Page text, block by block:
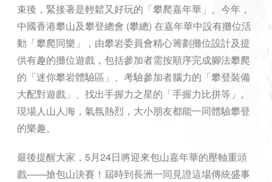
束後，緊接著是輕鬆又好玩的「攀爬嘉年華」。今年，
中國香港攀山及攀登總會 (攀總) 在嘉年華中設有攤位活
動「攀爬同樂」，由攀岩委員會精心籌劃攤位設計及提
供有趣的攤位遊戲，包括參加者需按順序完成腳法攀爬
的「迷你攀岩體驗區」、考驗參加者腦力的「攀登裝備
大配對遊戲」、找出手握力之星的「手握力比拼等」。
現場人山人海，氣氛熱烈，大小朋友都能一同體驗攀登
的樂趣。
最後提醒大家，5月24日將迎來包山嘉年華的壓軸重頭
戲——搶包山決賽！屆時到長洲一同見證這場傳統盛事